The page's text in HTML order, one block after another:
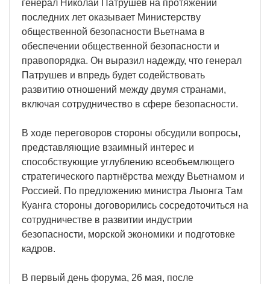
генерал Николай Патрушев на протяжении
последних лет оказывает Министерству
общественной безопасности Вьетнама в
обеспечении общественной безопасности и
правопорядка. Он выразил надежду, что генерал
Патрушев и впредь будет содействовать
развитию отношений между двумя странами,
включая сотрудничество в сфере безопасности.
В ходе переговоров стороны обсудили вопросы,
представляющие взаимный интерес и
способствующие углублению всеобъемлющего
стратегического партнёрства между Вьетнамом и
Россией. По предложению министра Лыонга Там
Куанга стороны договорились сосредоточиться на
сотрудничестве в развитии индустрии
безопасности, морской экономики и подготовке
кадров.
В первый день форума, 26 мая, после